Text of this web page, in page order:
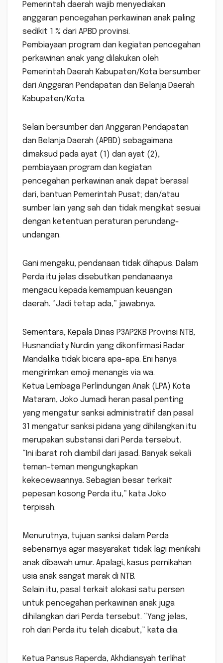
Pemerintah daerah wajib menyediakan
anggaran pencegahan perkawinan anak paling
sedikit 1 % dari APBD provinsi.
Pembiayaan program dan kegiatan pencegahan
perkawinan anak yang dilakukan oleh
Pemerintah Daerah Kabupaten/Kota bersumber
dari Anggaran Pendapatan dan Belanja Daerah
Kabupaten/Kota.
Selain bersumber dari Anggaran Pendapatan
dan Belanja Daerah (APBD) sebagaimana
dimaksud pada ayat (1) dan ayat (2),
pembiayaan program dan kegiatan
pencegahan perkawinan anak dapat berasal
dari, bantuan Pemerintah Pusat; dan/atau
sumber lain yang sah dan tidak mengikat sesuai
dengan ketentuan peraturan perundang-
undangan.
Gani mengaku, pendanaan tidak dihapus. Dalam
Perda itu jelas disebutkan pendanaanya
mengacu kepada kemampuan keuangan
daerah. “Jadi tetap ada,” jawabnya.
Sementara, Kepala Dinas P3AP2KB Provinsi NTB,
Husnandiaty Nurdin yang dikonfirmasi Radar
Mandalika tidak bicara apa-apa. Eni hanya
mengirimkan emoji menangis via wa.
Ketua Lembaga Perlindungan Anak (LPA) Kota
Mataram, Joko Jumadi heran pasal penting
yang mengatur sanksi administratif dan pasal
31 mengatur sanksi pidana yang dihilangkan itu
merupakan substansi dari Perda tersebut.
“Ini ibarat roh diambil dari jasad. Banyak sekali
teman-teman mengungkapkan
kekecewaannya. Sebagian besar terkait
pepesan kosong Perda itu,” kata Joko
terpisah.
Menurutnya, tujuan sanksi dalam Perda
sebenarnya agar masyarakat tidak lagi menikahi
anak dibawah umur. Apalagi, kasus pernikahan
usia anak sangat marak di NTB.
Selain itu, pasal terkait alokasi satu persen
untuk pencegahan perkawinan anak juga
dihilangkan dari Perda tersebut. “Yang jelas,
roh dari Perda itu telah dicabut,” kata dia.
Ketua Pansus Raperda, Akhdiansyah terlihat